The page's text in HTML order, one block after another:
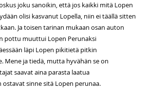
joku sanoikin, että jos kaikki mitä Lopen
olisi kasvanut Lopella, niin ei täällä sitten
Ja toisen tarinan mukaan osan auton
pottu muuttui Lopen Perunaksi
läpi Lopen pikitietä pitkin
Mene ja tiedä, mutta hyvähän se on
saavat aina parasta laatua
sinne sitä Lopen perunaa.